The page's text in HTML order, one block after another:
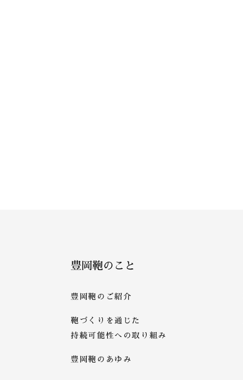
豊岡鞄のこと
豊岡鞄のご紹介
鞄づくりを通じた
持続可能性への取り組み
豊岡鞄のあゆみ